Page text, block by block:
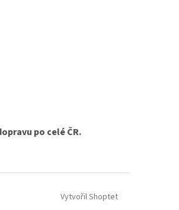
po celé ČR.
Vytvořil Shoptet